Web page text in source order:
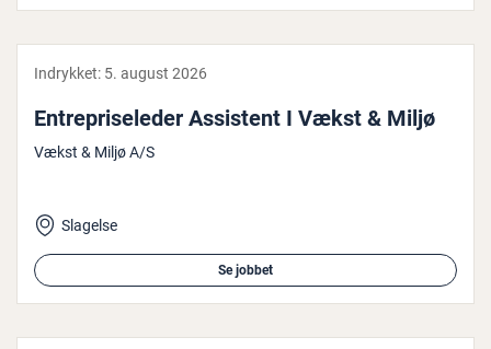
Indrykket: 5. august 2026
En­tre­pri­se­le­der Assistent I Vækst & Miljø
Vækst & Miljø A/S
Slagelse
Se jobbet